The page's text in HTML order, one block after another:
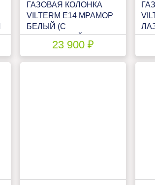
ГАЗОВАЯ КОЛОНКА
VILTERM E14 МРАМОР
БЕЛЫЙ (С
МОДУЛЯЦИЕЙ)
23 900 ₽